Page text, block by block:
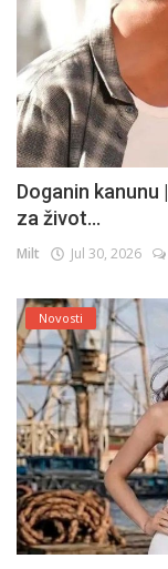
Doganin
za život...
Milt Jul 30, 2026
Novosti